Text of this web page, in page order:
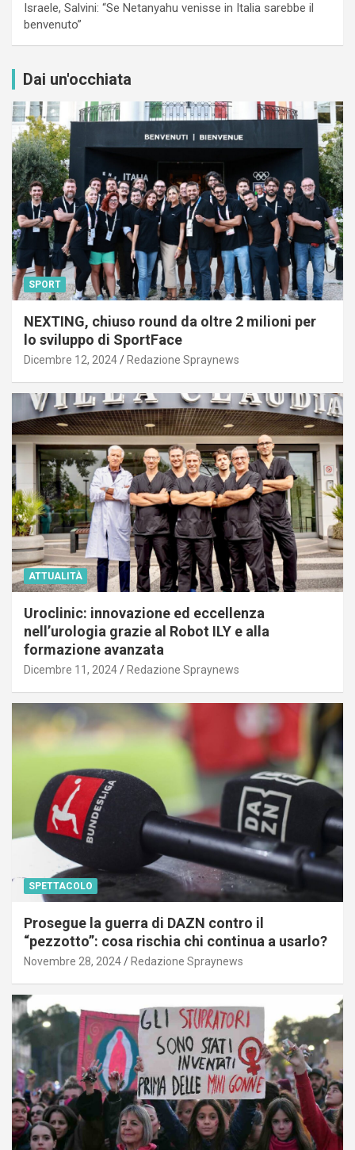
Israele, Salvini: “Se Netanyahu venisse in Italia sarebbe il
benvenuto”
Dai un'occhiata
SPORT
NEXTING, chiuso round da oltre 2 milioni per
lo sviluppo di SportFace
Dicembre 12, 2024 Redazione Spraynews
ATTUALITÀ
Uroclinic: innovazione ed eccellenza
nell’urologia grazie al Robot ILY e alla
formazione avanzata
Dicembre 11, 2024 Redazione Spraynews
SPETTACOLO
Prosegue la guerra di DAZN contro il
“pezzotto”: cosa rischia chi continua a usarlo?
Novembre 28, 2024 Redazione Spraynews